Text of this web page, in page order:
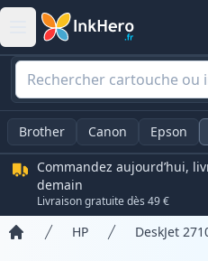
Brother Canon Epson
Commandez aujourd’hui,
demain
Livraison gratuite dès 49 €
HP DeskJet